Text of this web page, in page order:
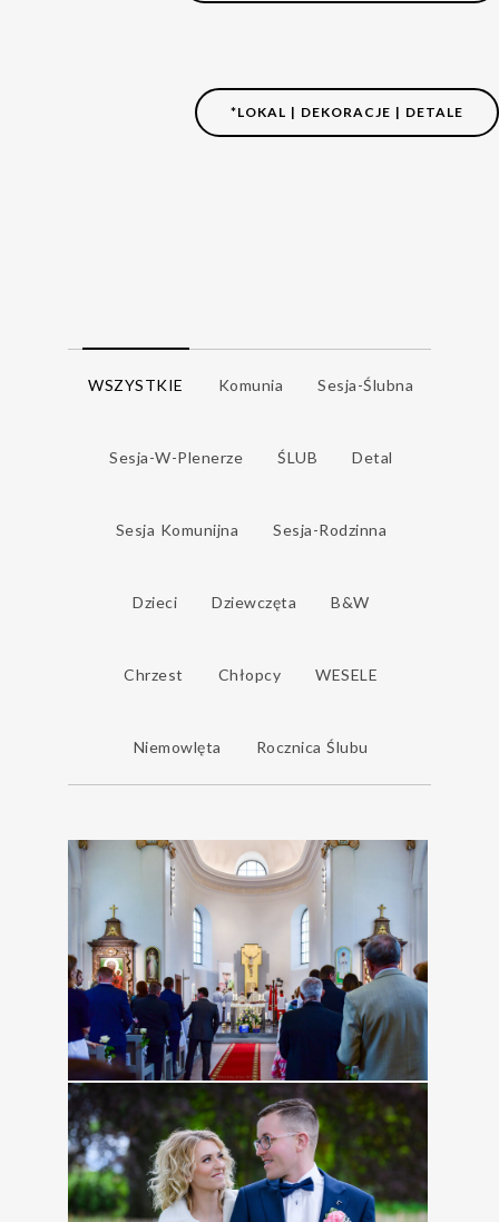
*LOKAL | DEKORACJE | DETALE
WSZYSTKIE Komunia Sesja-Ślubna
Sesja-W-Plenerze ŚLUB Detal
Sesja Komunijna Sesja-Rodzinna
Dzieci Dziewczęta B&w
Chrzest Chłopcy WESELE
Niemowlęta Rocznica Ślubu
0